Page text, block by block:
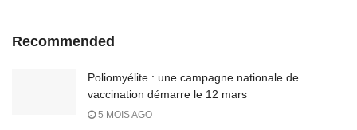
Recommended
Poliomyélite : une campagne nationale de
vaccination démarre le 12 mars
5 MOIS AGO